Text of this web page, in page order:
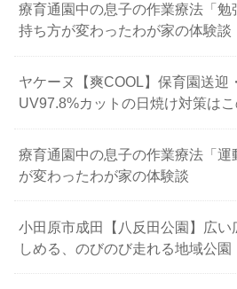
療育通園中の息子の作業療法「
持ち方が変わったわが家の体験談
ヤケーヌ【爽COOL】保育園送
UV97.8%カットの日焼け対策は
療育通園中の息子の作業療法「
が変わったわが家の体験談
小田原市成田【八反田公園】広い
しめる、のびのび走れる地域公園